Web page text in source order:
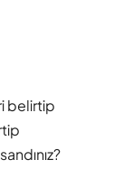
belirtip